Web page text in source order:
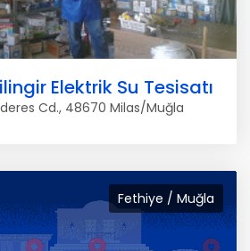
Elektrik Su Tesisatı
Cd., 48670 Milas/Muğla
Fethiye / Muğla